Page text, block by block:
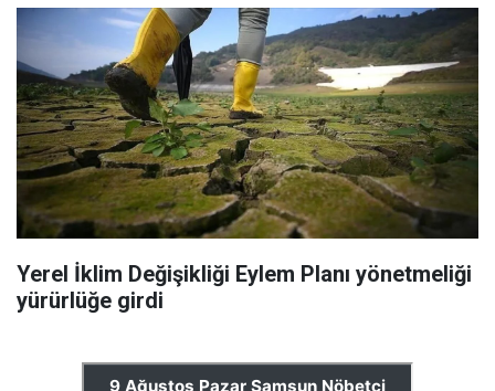
Yerel İklim Değişikliği Eylem Planı yönetmeliği
yürürlüğe girdi